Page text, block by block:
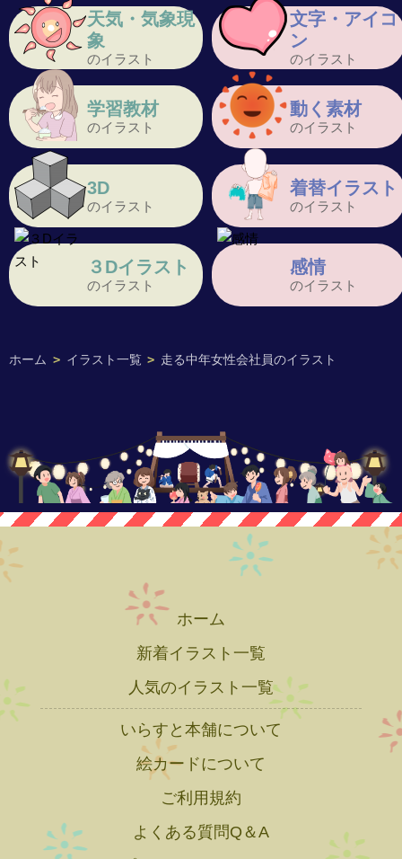
ホーム > イラスト一覧 > 走る中年女性会社員のイラスト
天気・気象現
象
のイラスト
文字・アイコ
ン
のイラスト
学習教材
のイラスト
動く素材
のイラスト
3D
のイラスト
着替イラスト
のイラスト
３Dイラスト
のイラスト
感情
のイラスト
ホーム
新着イラスト一覧
人気のイラスト一覧
いらすと本舗について
絵カードについて
ご利用規約
よくある質問Q＆A